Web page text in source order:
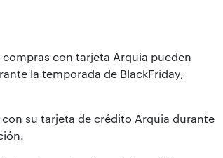
compras con tarjeta Arquia pueden
la temporada de BlackFriday,
su tarjeta de crédito Arquia durante